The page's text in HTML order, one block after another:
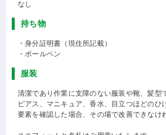
なし
持ち物
・身分証明書（現住所記載）
・ボールペン
服装
清潔であり作業に支障のない服装や靴、髪
ピアス、マニキュア、香水、目立つほどの
要素を確認した場合、その場で改善できな